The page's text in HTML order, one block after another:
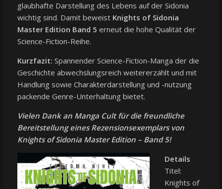
glaubhafte Darstellung des Lebens auf der Sidonia
wichtig sind. Damit beweist Knights of Sidonia
Master Edition Band 5 erneut die hohe Qualität der
Science-Fiction-Reihe.
Kurzfazit: Spannender Science-Fiction-Manga der die
Geschichte abwechslungsreich weitererzählt und mit
Handlung sowie Charakterdarstellung und -nutzung
packende Genre-Unterhaltung bietet.
Vielen Dank anManga Cultfür die freundliche
Bereitstellung eines Rezensionsexemplars von
Knights of Sidonia Master Edition – Band 5!
Details
Titel:
Knights of